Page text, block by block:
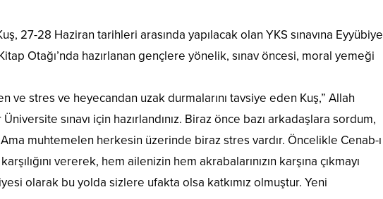
27-28 Haziran tarihleri arasında yapılacak olan YKS sınavına Eyyübiye
Otağı’nda hazırlanan gençlere yönelik, sınav öncesi, moral yemeği
ve stres ve heyecandan uzak durmalarını tavsiye eden Kuş,” Allah
sınavı için hazırlandınız. Biraz önce bazı arkadaşlara sordum,
Ama muhtemelen herkesin üzerinde biraz stres vardır. Öncelikle Cenab-ı
vererek, hem ailenizin hem akrabalarınızın karşına çıkmayı
olarak bu yolda sizlere ufakta olsa katkımız olmuştur. Yeni